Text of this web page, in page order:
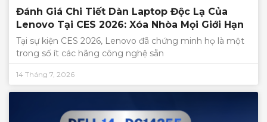
Đánh Giá Chi Tiết Dàn Laptop Độc Lạ Của
Lenovo Tại CES 2026: Xóa Nhòa Mọi Giới Hạn
Tại sự kiện CES 2026, Lenovo đã chứng minh họ là một
trong số ít các hãng công nghệ sẵn
14 Tháng 7, 2026